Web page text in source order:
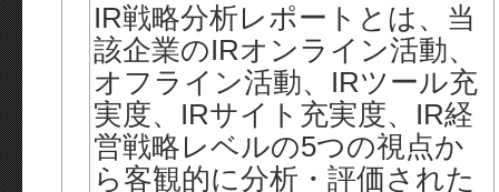
IR戦略分析レポートとは、当
該企業のIRオンライン活動、
オフライン活動、IRツール充
実度、IRサイト充実度、IR経
営戦略レベルの5つの視点か
ら客観的に分析・評価された